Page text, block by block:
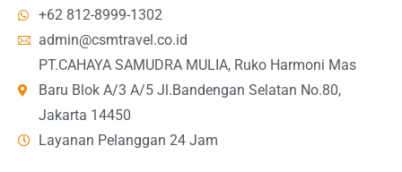
+62 812-8999-1302
admin@csmtravel.co.id
PT.CAHAYA SAMUDRA MULIA, Ruko Harmoni Mas
Baru Blok A/3 A/5 Jl.Bandengan Selatan No.80,
Jakarta 14450
Layanan Pelanggan 24 Jam